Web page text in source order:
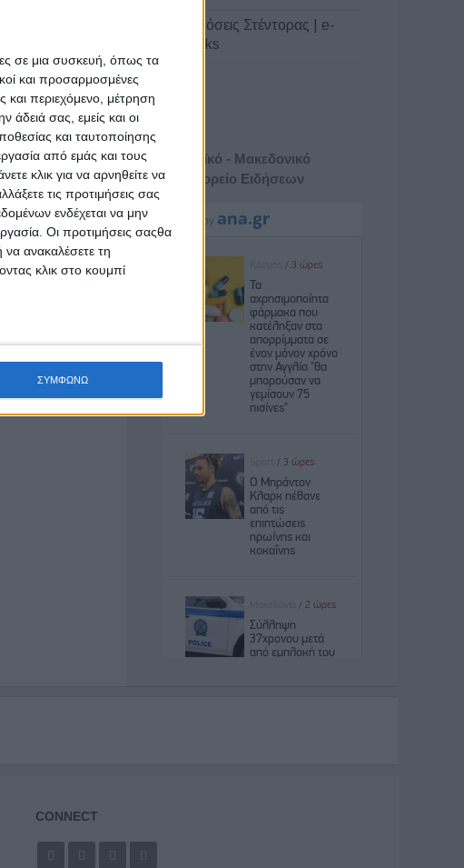
σε μια συσκευή, όπως τα
και προσαρμοσμένες
και περιεχόμενο, μέτρηση
άδειά σας, εμείς και οι
και ταυτοποίησης
από εμάς και τους
κλικ για να αρνηθείτε να
τις προτιμήσεις σας
ενδέχεται να μην
Οι προτιμήσεις σαςθα
να ανακαλέσετε τη
κλικ στο κουμπί
ΣΥΜΦΩΝΩ
Εκδόσεις Στέντορας | e-
books
Αθηναϊκό - Μακεδονικό
Πρακτορείο Ειδήσεων
CONNECT